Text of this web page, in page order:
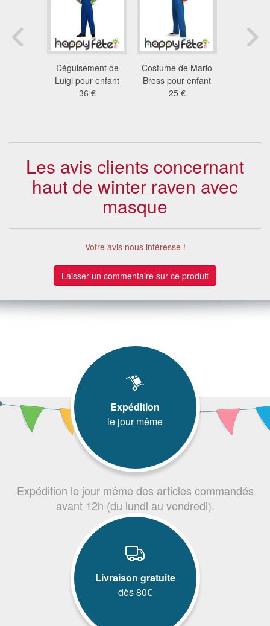
Déguisement de
Luigi pour enfant
36 €
Costume de Mario
Bross pour enfant
25 €
Les avis clients concernant
haut de winter raven avec
masque
Votre avis nous intéresse !
Laisser un commentaire sur ce produit
Expédition
le jour même
Expédition le jour même des articles commandés
avant 12h (du lundi au vendredi).
Livraison gratuite
dès 80€